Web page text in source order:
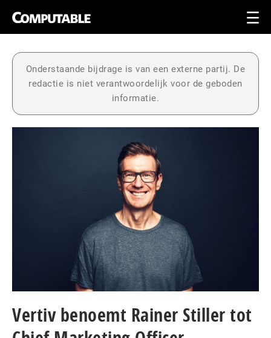
Onderstaande bijdrage is van een externe partij. De
redactie is niet verantwoordelijk voor de geboden
informatie.
Vertiv benoemt Rainer Stiller tot